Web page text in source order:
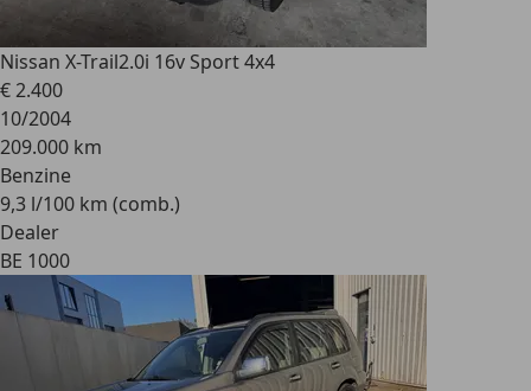
Nissan X-Trail2.0i 16v Sport 4x4
€ 2.400
10/2004
209.000 km
Benzine
9,3 l/100 km (comb.)
Dealer
BE 1000